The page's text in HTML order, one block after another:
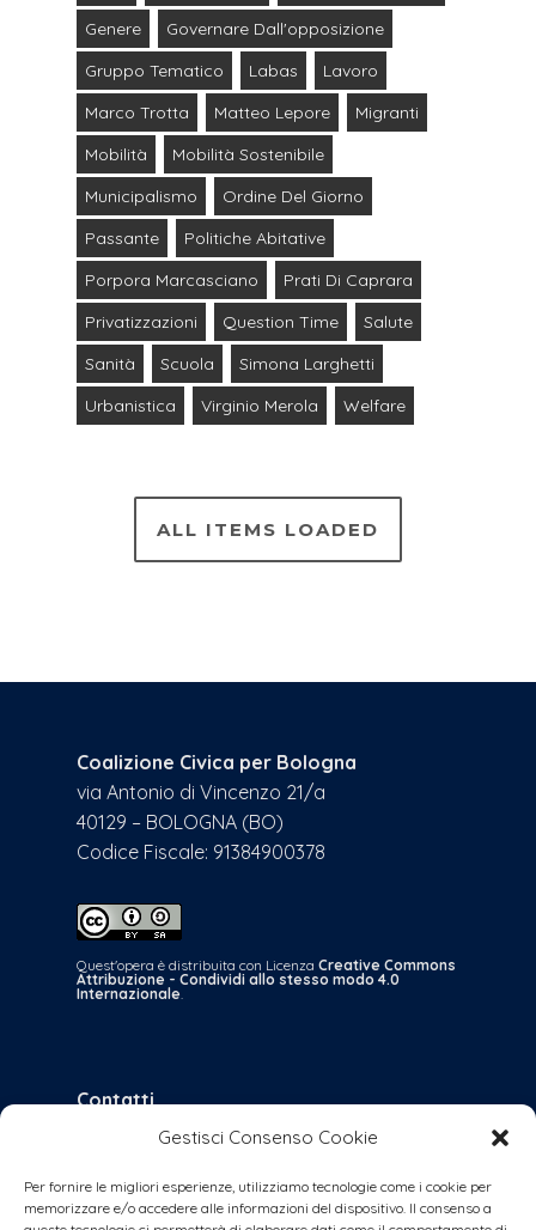
Gestisci Consenso Cookie
Per fornire le migliori esperienze, utilizziamo tecnologie come i cookie per
memorizzare e/o accedere alle informazioni del dispositivo. Il consenso a
Genere
Governare Dall'opposizione
Gruppo Tematico
Labas
Lavoro
Marco Trotta
Matteo Lepore
Migranti
Mobilità
Mobilità Sostenibile
Municipalismo
Ordine Del Giorno
Passante
Politiche Abitative
Porpora Marcasciano
Prati Di Caprara
Privatizzazioni
Question Time
Salute
Sanità
Scuola
Simona Larghetti
Urbanistica
Virginio Merola Welfare
Coalizione Civica per Bologna
via Antonio di Vincenzo 21/a
40129 – BOLOGNA (BO)
Codice Fiscale: 91384900378
Quest'opera è distribuita con Licenza Creative Commons
Attribuzione - Condividi allo stesso modo 4.0
Internazionale.
Contatti
bologna@coalizionecivica.it
per qualsiasi questione
collabora@coalizionecivica.it